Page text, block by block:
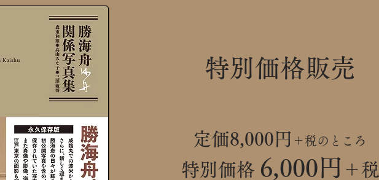
​特別価格販売
定価8,000円 ＋税のところ
特別価格 6,000円 ＋税